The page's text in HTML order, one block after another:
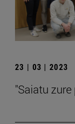
23 | 03 | 2023
"Saiatu